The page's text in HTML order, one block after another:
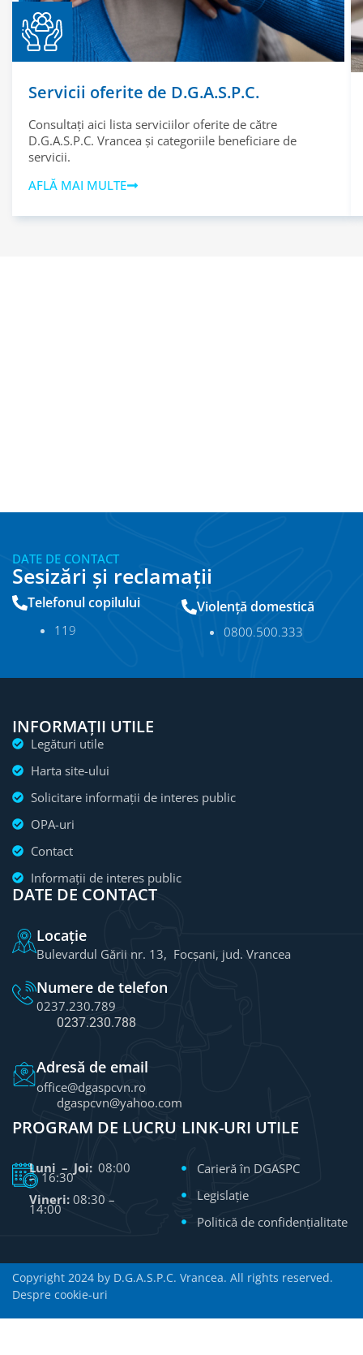
Servicii oferite de D.G.A.S.P.C.
Consultați aici lista serviciilor oferite de către
D.G.A.S.P.C. Vrancea și categoriile beneficiare de
servicii.
AFLĂ MAI MULTE
DATE DE CONTACT
Sesizări și reclamații
Telefonul copilului
11 9
Violență domestică
0800.500.333
INFORMAȚII UTILE
Legături utile
Harta site-ului
Solicitare informații de interes public
OPA-uri
Contact
Informații de interes public
DATE DE CONTACT
Locație
Bulevardul Gării nr. 13, Focșani, jud. Vrancea
Numere de telefon
0237.230.789
0237.230.788
Adresă de email
office@dgaspcvn.ro
dgaspcvn@yahoo.com
PROGRAM DE LUCRU
Luni – Joi: 08:00
– 16:30
Vineri: 08:30 –
14:00
LINK-URI UTILE
Carieră în DGASPC
Legislație
Politică de confidențialitate
Copyright 2024 by D.G.A.S.P.C. Vrancea. All rights reserved.
Despre cookie-uri